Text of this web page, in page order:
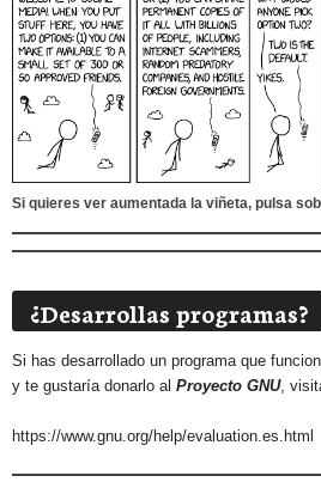
Si quieres ver aumentada la viñeta, pulsa
¿Desarrollas programas?
Si has desarrollado un programa que
y te gustaría donarlo al Proyecto GNU,
https://www.gnu.org/help/evaluation.es.html